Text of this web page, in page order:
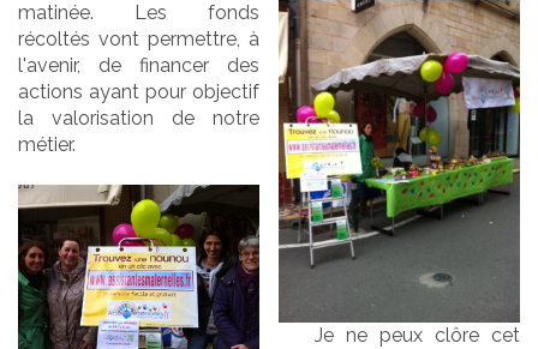
matinée. Les fonds
récoltés vont permettre, à
l'avenir, de financer des
actions ayant pour objectif
la valorisation de notre
métier.
Je ne peux clôre cet